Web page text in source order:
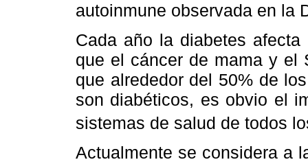
autoinmune observada en la
Cada año la diabetes
que el cáncer de mama y el
que alrededor del 50% de
son diabéticos, es obvio el
sistemas de salud de todos
Actualmente se considera a